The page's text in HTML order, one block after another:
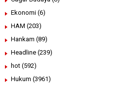
Ekonomi (6)
HAM (203)
Hankam (89)
Headline (239)
hot (592)
Hukum (3961)